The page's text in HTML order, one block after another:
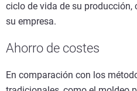
ciclo de vida de su
su empresa.
Ahorro de costes
En comparación con los